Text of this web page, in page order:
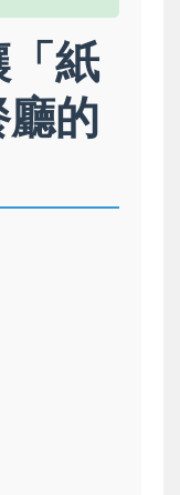
紙
的